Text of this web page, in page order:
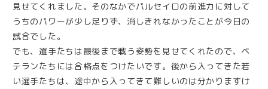
見せてくれました。そのなかでパルセイロの前進力に対して
うちのパワーが少し足りず、消しきれなかったことが今日の
試合でした。
でも、選手たちは最後まで戦う姿勢を見せてくれたので、ベ
テランたちには合格点をつけたいです。後から入ってきた若
い選手たちは、途中から入ってきて難しいのは分かりますけ